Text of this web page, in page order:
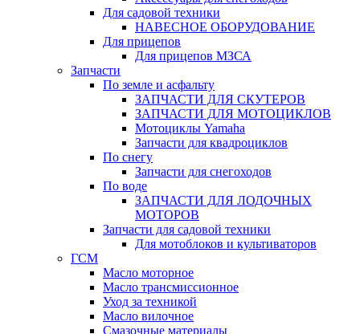
Для садовой техники
НАВЕСНОЕ ОБОРУДОВАНИЕ
Для прицепов
Для прицепов МЗСА
Запчасти
По земле и асфальту
ЗАПЧАСТИ ДЛЯ СКУТЕРОВ
ЗАПЧАСТИ ДЛЯ МОТОЦИКЛОВ
Мотоциклы Yamaha
Запчасти для квадроциклов
По снегу
Запчасти для снегоходов
По воде
ЗАПЧАСТИ ДЛЯ ЛОДОЧНЫХ
МОТОРОВ
Запчасти для садовой техники
Для мотоблоков и культиваторов
ГСМ
Масло моторное
Масло трансмиссионное
Уход за техникой
Масло вилочное
Смазочные материалы